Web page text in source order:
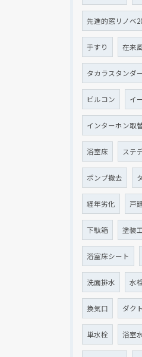
先進的窓リノベ
手すり 在来
タカラスタンダ
ビルコン イ
インターホン取
浴室床 ステ
ポンプ撤去
経年劣化 戸
下駄箱 塗装
浴室床シート
洗面排水 水
換気口 ダク
単水栓 浴室